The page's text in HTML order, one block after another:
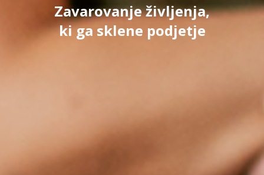
Zavarovanje življenja,
ki ga sklene podjetje